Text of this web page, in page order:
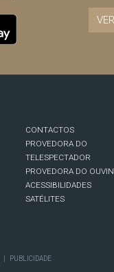
CONTACTOS
PROVEDORA DO
TELESPECTADOR
PROVEDORA DO
ACESSIBILIDADES
SATÉLITES
PUBLICIDADE